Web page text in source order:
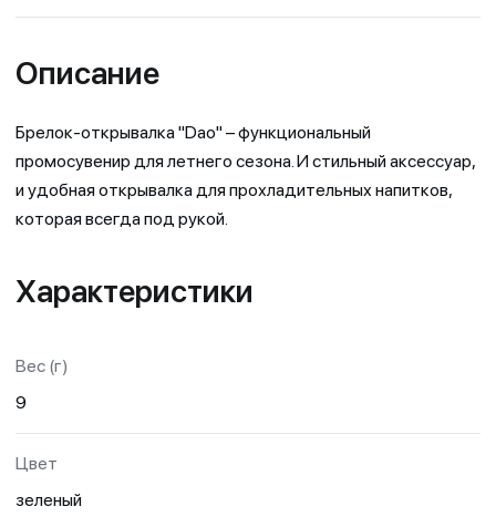
Описание
Брелок-открывалка "Dао" – функциональный
промосувенир для летнего сезона. И стильный аксессуар,
и удобная открывалка для прохладительных напитков,
которая всегда под рукой.
Характеристики
Вес (г)
9
Цвет
зеленый